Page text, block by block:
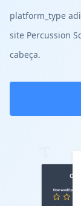
platform_type
site Percussion
cabeça.